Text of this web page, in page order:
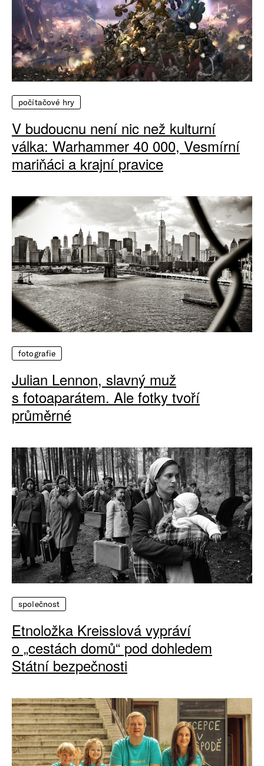
počítačové hry
V budoucnu není nic než kulturní
válka: Warhammer 40 000, Vesmírní
mariňáci a krajní pravice
fotografie
Julian Lennon, slavný muž
s fotoaparátem. Ale fotky tvoří
průměrné
společnost
Etnoložka Kreisslová vypráví
o „cestách domů“ pod dohledem
Státní bezpečnosti